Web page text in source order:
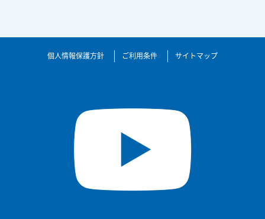
個人情報保護方針 ご利用条件 サイトマップ